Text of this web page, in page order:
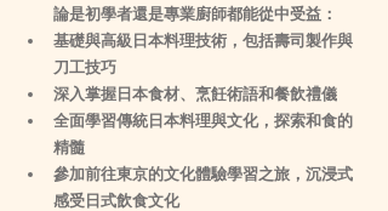
論是初學者還是專業廚師都能從中受益：
基礎與高級日本料理技術，包括壽司製作與
刀工技巧
深入掌握日本食材、烹飪術語和餐飲禮儀
全面學習傳統日本料理與文化，探索和食的
精髓
參加前往東京的文化體驗學習之旅，沉浸式
感受日式飲食文化